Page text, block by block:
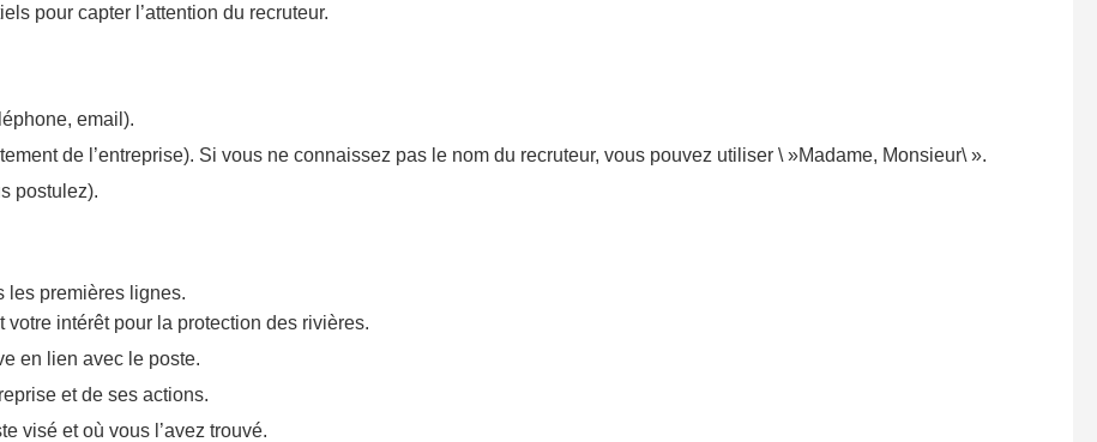
pour capter l’attention du recruteur.
email).
de l’entreprise). Si vous ne connaissez pas le nom du recruteur, vous pouvez utiliser \ »Madame, Monsieur\ ».
postulez).
les premières lignes.
intérêt pour la protection des rivières.
en lien avec le poste.
et de ses actions.
visé et où vous l’avez trouvé.